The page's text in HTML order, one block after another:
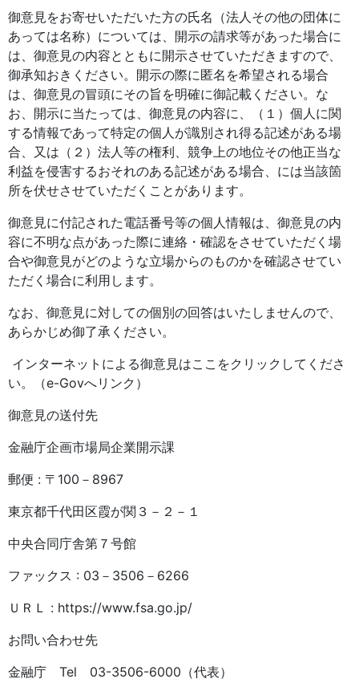
御意見をお寄せいただいた方の氏名（法人その他の団体に
あっては名称）については、開示の請求等があった場合に
は、御意見の内容とともに開示させていただきますので、
御承知おきください。開示の際に匿名を希望される場合
は、御意見の冒頭にその旨を明確に御記載ください。な
お、開示に当たっては、御意見の内容に、（１）個人に関
する情報であって特定の個人が識別され得る記述がある場
合、又は（２）法人等の権利、競争上の地位その他正当な
利益を侵害するおそれのある記述がある場合、には当該箇
所を伏せさせていただくことがあります。
御意見に付記された電話番号等の個人情報は、御意見の内
容に不明な点があった際に連絡・確認をさせていただく場
合や御意見がどのような立場からのものかを確認させてい
ただく場合に利用します。
なお、御意見に対しての個別の回答はいたしませんので、
あらかじめ御了承ください。
インターネットによる御意見はここをクリックしてくださ
い。（e-Govへリンク）
御意見の送付先
金融庁企画市場局企業開示課
郵便 : 〒100－8967
東京都千代田区霞が関３－２－１
中央合同庁舎第７号館
ファックス : 03－3506－6266
ＵＲＬ : https://www.fsa.go.jp/
お問い合わせ先
金融庁 Tel 03-3506-6000（代表）